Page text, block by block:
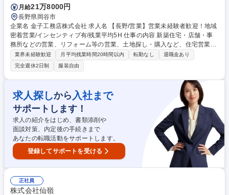
月給21万8000円
長野県岡谷市
企業名 金子工務店株式会社 求人名 【長野/営業】営業未経験者歓迎！地域
密着営業/インセンティブ有/残業平均5H 仕事の内容 新築住宅・店舗・事
務所などの営業、リフォーム等の営業、土地探し・購入など、住宅営業全
般をお任せします。中南信地区がメインの地域密着営業になります。 【具
体的には】 ■住宅や土地についてお悩みのお客様のニーズのヒアリング・
ご提案 ■住宅の完成見学会、家づくりや暮らしにかかわる勉強会など、自
社にて開催のイベントの運営、お客様対応 ■見積作成、オーナー様への定
期訪問などを含むその他諸業務 （変更の範囲）当社事業所内の業務全般
募集職種 【長野/営業】営業未経験者歓迎！地域密着営業/インセンティブ
有/残業平均5H
業界未経験歓迎 月平均残業時間20時間以内 転勤なし
退職金あり
完全週休2日制
服装自由
求人探しから 入社まで
サポートします！
求人の紹介をはじめ、書類添削や
面談対策、内定後の手続きまで
あなたの転職活動をサポートします。
登録してサポートを受ける
正社員
株式会社仙嶺